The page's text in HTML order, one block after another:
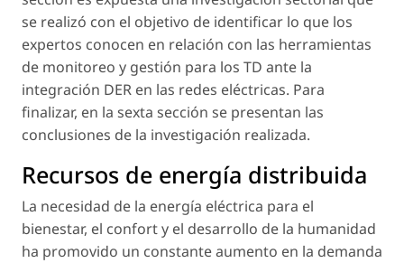
se realizó con el objetivo de identificar lo que los
expertos conocen en relación con las herramientas
de monitoreo y gestión para los TD ante la
integración DER en las redes eléctricas. Para
finalizar, en la sexta sección se presentan las
conclusiones de la investigación realizada.
Recursos de energía distribuida
La necesidad de la energía eléctrica para el
bienestar, el confort y el desarrollo de la humanidad
ha promovido un constante aumento en la demanda